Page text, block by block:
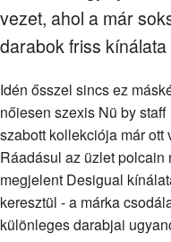
vezet, ahol a már
darabok friss
Idén ősszel sincs ez
nőiesen szexis Nü by
szabott kollekciója már ott
Ráadásul az üzlet
megjelent Desigual
keresztül - a márka
különleges darabjai